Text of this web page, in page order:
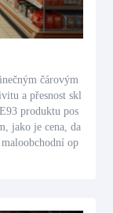
čárovým
a přesnost skl
produktu pos
jako je cena, da
op